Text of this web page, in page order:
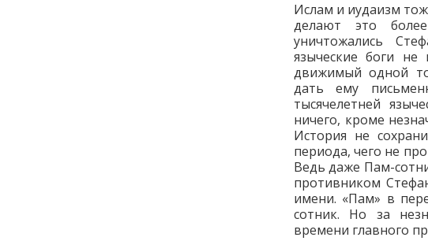
Ислам и иудаизм
делают это
уничтожались
языческие боги
движимый одной
дать ему
тысячелетней
ничего, кроме
История не
периода, чего не
Ведь даже Пам-
противником
имени. «Пам» в
сотник. Но за
времени главного